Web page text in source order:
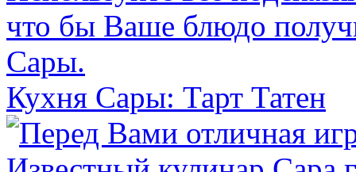
Кухня Сары: Тарт Татен